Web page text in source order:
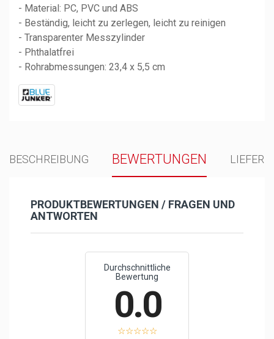
- Material: PC, PVC und ABS
- Beständig, leicht zu zerlegen, leicht zu reinigen
- Transparenter Messzylinder
- Phthalatfrei
- Rohrabmessungen: 23,4 x 5,5 cm
BESCHREIBUNG BEWERTUNGEN
PRODUKTBEWERTUNGEN / FRAGEN UND
ANTWORTEN
Durchschnittliche
Bewertung
0.0